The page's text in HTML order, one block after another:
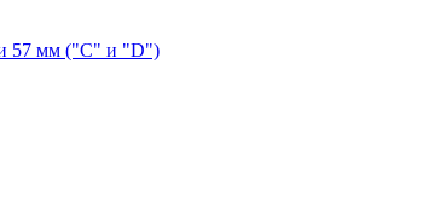
57 мм ("C" и "D")